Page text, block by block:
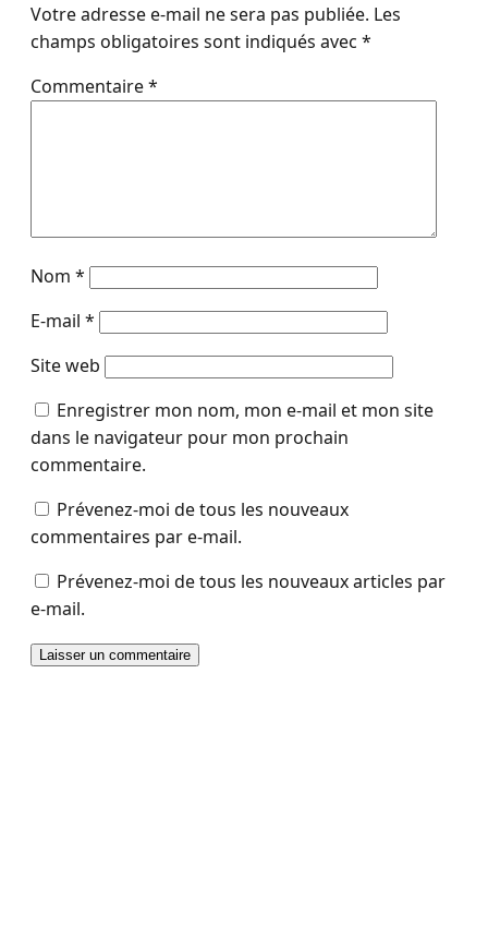
Votre adresse e-mail ne sera pas publiée. Les
champs obligatoires sont indiqués avec *
Commentaire*
Nom *
E-mail *
Site web
Enregistrer mon nom, mon e-mail et mon site
dans le navigateur pour mon prochain
commentaire.
Prévenez-moi de tous les nouveaux
commentaires par e-mail.
Prévenez-moi de tous les nouveaux articles par
e-mail.